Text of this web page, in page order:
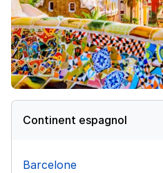
Continent espagnol
Barcelone